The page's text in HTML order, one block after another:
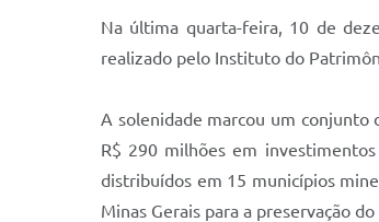
Na última quarta-feira, 10 de
realizado pelo Instituto do
A solenidade marcou um conjunto
R$ 290 milhões em
distribuídos em 15 municípios
Minas Gerais para a preservação